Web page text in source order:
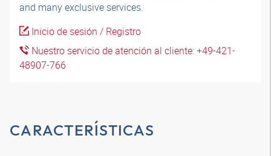
and many exclusive services.
Inicio de sesión / Registro
Nuestro servicio de atención al cliente: +49-421-
48907-766
CARACTERÍSTICAS